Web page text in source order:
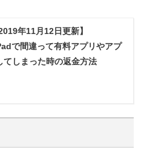
2019年11月12日更新】
で間違って有料アプリやアプ
てしまった時の返金方法